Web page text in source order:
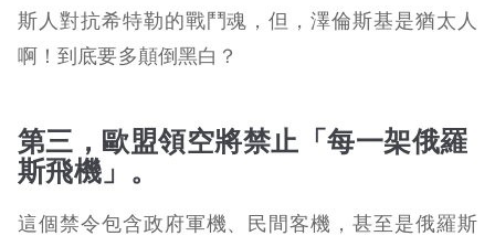
斯人對抗希特勒的戰鬥魂，但，澤倫斯基是猶太人
啊！到底要多顛倒黑白？
第三，歐盟領空將禁止「每一架俄羅
斯飛機」。
這個禁令包含政府軍機、民間客機，甚至是俄羅斯